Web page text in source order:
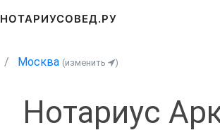
НОТАРИУСОВЕД.РУ
Москва (изменить )
Нотариус